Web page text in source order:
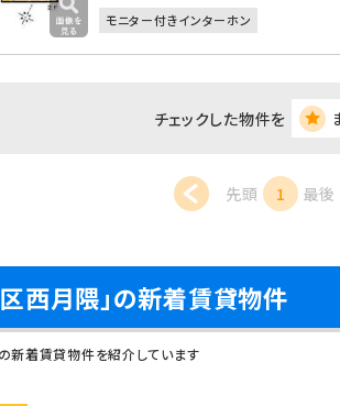
モニター付きインターホン
チェックした物件を
先頭 1 最後
西月隈」の新着賃貸物件
新着賃貸物件を紹介しています